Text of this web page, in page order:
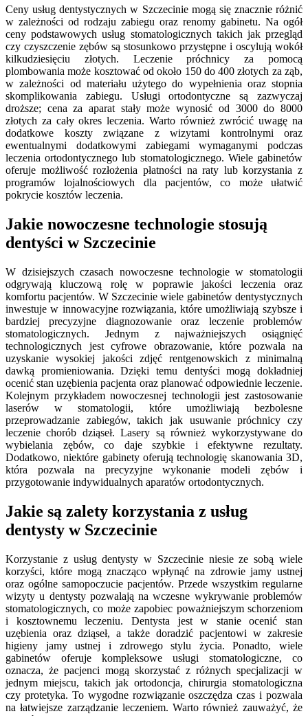
Ceny usług dentystycznych w Szczecinie mogą się znacznie różnić
w zależności od rodzaju zabiegu oraz renomy gabinetu. Na ogół
ceny podstawowych usług stomatologicznych takich jak przegląd
czy czyszczenie zębów są stosunkowo przystępne i oscylują wokół
kilkudziesięciu złotych. Leczenie próchnicy za pomocą
plombowania może kosztować od około 150 do 400 złotych za ząb,
w zależności od materiału użytego do wypełnienia oraz stopnia
skomplikowania zabiegu. Usługi ortodontyczne są zazwyczaj
droższe; cena za aparat stały może wynosić od 3000 do 8000
złotych za cały okres leczenia. Warto również zwrócić uwagę na
dodatkowe koszty związane z wizytami kontrolnymi oraz
ewentualnymi dodatkowymi zabiegami wymaganymi podczas
leczenia ortodontycznego lub stomatologicznego. Wiele gabinetów
oferuje możliwość rozłożenia płatności na raty lub korzystania z
programów lojalnościowych dla pacjentów, co może ułatwić
pokrycie kosztów leczenia.
Jakie nowoczesne technologie stosują
dentyści w Szczecinie
W dzisiejszych czasach nowoczesne technologie w stomatologii
odgrywają kluczową rolę w poprawie jakości leczenia oraz
komfortu pacjentów. W Szczecinie wiele gabinetów dentystycznych
inwestuje w innowacyjne rozwiązania, które umożliwiają szybsze i
bardziej precyzyjne diagnozowanie oraz leczenie problemów
stomatologicznych. Jednym z najważniejszych osiągnięć
technologicznych jest cyfrowe obrazowanie, które pozwala na
uzyskanie wysokiej jakości zdjęć rentgenowskich z minimalną
dawką promieniowania. Dzięki temu dentyści mogą dokładniej
ocenić stan uzębienia pacjenta oraz planować odpowiednie leczenie.
Kolejnym przykładem nowoczesnej technologii jest zastosowanie
laserów w stomatologii, które umożliwiają bezbolesne
przeprowadzanie zabiegów, takich jak usuwanie próchnicy czy
leczenie chorób dziąseł. Lasery są również wykorzystywane do
wybielania zębów, co daje szybkie i efektywne rezultaty.
Dodatkowo, niektóre gabinety oferują technologię skanowania 3D,
która pozwala na precyzyjne wykonanie modeli zębów i
przygotowanie indywidualnych aparatów ortodontycznych.
Jakie są zalety korzystania z usług
dentysty w Szczecinie
Korzystanie z usług dentysty w Szczecinie niesie ze sobą wiele
korzyści, które mogą znacząco wpłynąć na zdrowie jamy ustnej
oraz ogólne samopoczucie pacjentów. Przede wszystkim regularne
wizyty u dentysty pozwalają na wczesne wykrywanie problemów
stomatologicznych, co może zapobiec poważniejszym schorzeniom
i kosztownemu leczeniu. Dentysta jest w stanie ocenić stan
uzębienia oraz dziąseł, a także doradzić pacjentowi w zakresie
higieny jamy ustnej i zdrowego stylu życia. Ponadto, wiele
gabinetów oferuje kompleksowe usługi stomatologiczne, co
oznacza, że pacjenci mogą skorzystać z różnych specjalizacji w
jednym miejscu, takich jak ortodoncja, chirurgia stomatologiczna
czy protetyka. To wygodne rozwiązanie oszczędza czas i pozwala
na łatwiejsze zarządzanie leczeniem. Warto również zauważyć, że